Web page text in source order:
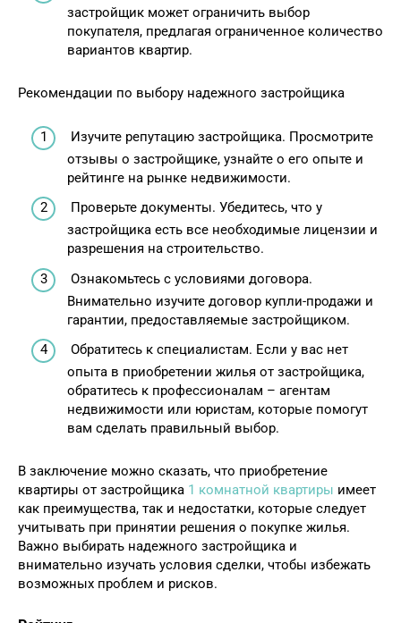
застройщик может ограничить выбор
покупателя, предлагая ограниченное количество
вариантов квартир.
Рекомендации по выбору надежного застройщика
Изучите репутацию застройщика. Просмотрите
отзывы о застройщике, узнайте о его опыте и
рейтинге на рынке недвижимости.
Проверьте документы. Убедитесь, что у
застройщика есть все необходимые лицензии и
разрешения на строительство.
Ознакомьтесь с условиями договора.
Внимательно изучите договор купли-продажи и
гарантии, предоставляемые застройщиком.
Обратитесь к специалистам. Если у вас нет
опыта в приобретении жилья от застройщика,
обратитесь к профессионалам – агентам
недвижимости или юристам, которые помогут
вам сделать правильный выбор.
В заключение можно сказать, что приобретение
квартиры от застройщика 1 комнатной квартиры имеет
как преимущества, так и недостатки, которые следует
учитывать при принятии решения о покупке жилья.
Важно выбирать надежного застройщика и
внимательно изучать условия сделки, чтобы избежать
возможных проблем и рисков.